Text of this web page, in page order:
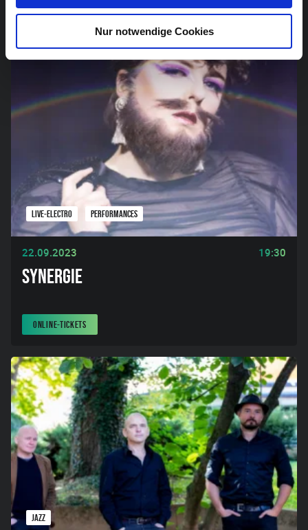
Nur notwendige Cookies
INTERESSIEREN
LIVE-ELECTRO PERFORMANCES
22.09.2023 19:30
SYNERGIE
ONLINE-TICKETS
JAZZ